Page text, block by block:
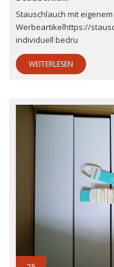
Stauschlauch mit
Werbeartikelhttps://
individuell bedru
WEITERLESEN